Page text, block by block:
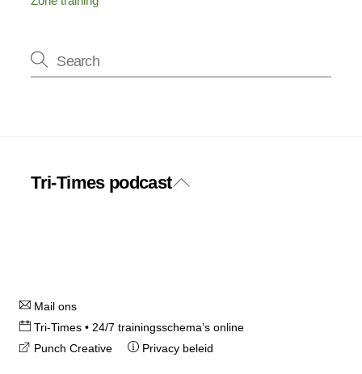
Back
Tri-Times podcastTwitter
Mail ons
Tri-Times • 24/7 trainingsschema’s online
Punch Creative
Privacy beleid